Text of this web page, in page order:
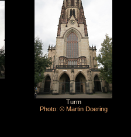
Turm
Photo: © Martin Doering